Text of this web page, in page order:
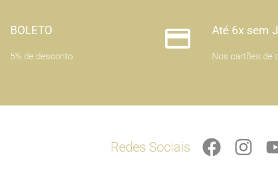
BOLETO
5% de desconto
Até 6x sem
Nos cartões de
Redes Sociais
F
a
I
n